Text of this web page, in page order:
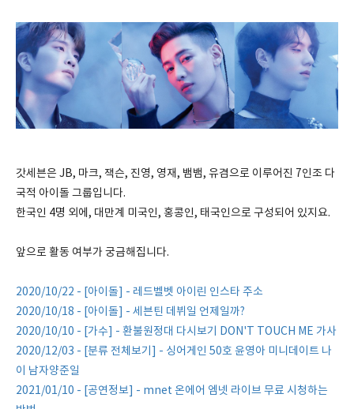
갓세븐은 JB, 마크, 잭슨, 진영, 영재, 뱀뱀, 유겸으로 이루어진 7인조 다
국적 아이돌 그룹입니다.
한국인 4명 외에, 대만계 미국인, 홍콩인, 태국인으로 구성되어 있지요.
앞으로 활동 여부가 궁금해집니다.
2020/10/22 - [아이돌] - 레드벨벳 아이린 인스타 주소
2020/10/18 - [아이돌] - 세븐틴 데뷔일 언제일까?
2020/10/10 - [가수] - 환불원정대 다시보기 DON'T TOUCH ME 가사
2020/12/03 - [분류 전체보기] - 싱어게인 50호 윤영아 미니데이트 나
이 남자양준일
2021/01/10 - [공연정보] - mnet 온에어 엠넷 라이브 무료 시청하는